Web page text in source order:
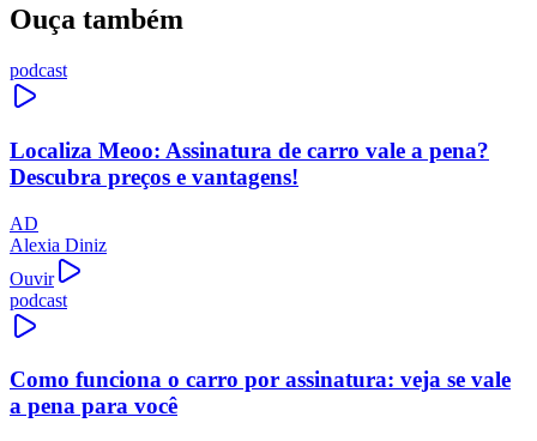
Ouça também
podcast
Localiza Meoo: Assinatura de carro vale a pena?
Descubra preços e vantagens!
AD
Alexia Diniz
Ouvir
podcast
Como funciona o carro por assinatura: veja se vale
a pena para você